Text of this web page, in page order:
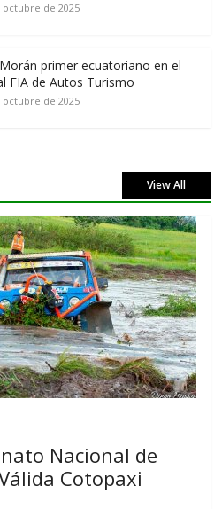
octubre de 2025
primer ecuatoriano en el
FIA de Autos Turismo
octubre de 2025
View All
Nacional de
Cotopaxi